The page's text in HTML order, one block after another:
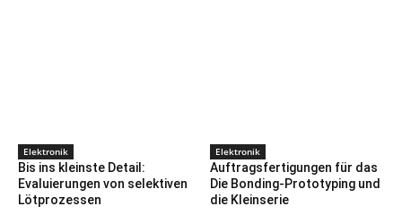
Elektronik
Bis ins kleinste Detail:
Evaluierungen von selektiven
Lötprozessen
Elektronik
Auftragsfertigungen für das
Die Bonding-Prototyping und
die Kleinserie